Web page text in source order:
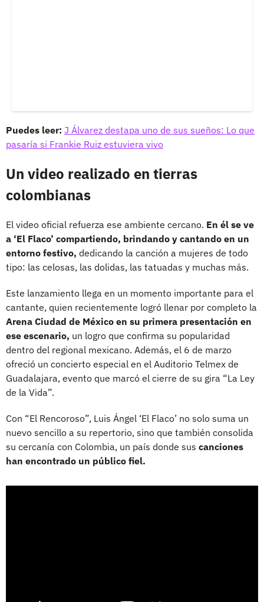
Puedes leer: J Álvarez destapa uno de sus sueños: Lo que
pasaría si Frankie Ruiz estuviera vivo
Un video realizado en tierras
colombianas
El video oficial refuerza ese ambiente cercano. En él se ve
a ‘El Flaco’ compartiendo, brindando y cantando en un
entorno festivo, dedicando la canción a mujeres de todo
tipo: las celosas, las dolidas, las tatuadas y muchas más.
Este lanzamiento llega en un momento importante para el
cantante, quien recientemente logró llenar por completo la
Arena Ciudad de México en su primera presentación en
ese escenario, un logro que confirma su popularidad
dentro del regional mexicano. Además, el 6 de marzo
ofreció un concierto especial en el Auditorio Telmex de
Guadalajara, evento que marcó el cierre de su gira “La Ley
de la Vida”.
Con “El Rencoroso”, Luis Ángel ‘El Flaco’ no solo suma un
nuevo sencillo a su repertorio, sino que también consolida
su cercanía con Colombia, un país donde sus canciones
han encontrado un público fiel.